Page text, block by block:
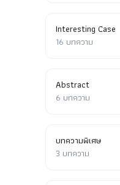
Interesting Case
16 บทความ
Abstract
6 บทความ
บทความพิเศษ
3 บทความ